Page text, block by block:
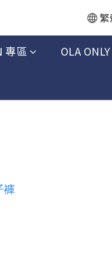
繁
專區 OLA ONLY